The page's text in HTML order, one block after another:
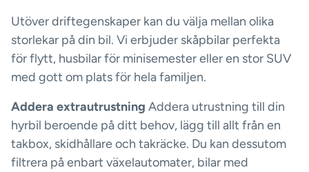
Utöver driftegenskaper kan du välja mellan olika
storlekar på din bil. Vi erbjuder skåpbilar perfekta
för flytt, husbilar för minisemester eller en stor SUV
med gott om plats för hela familjen.
Addera extrautrustning Addera utrustning till din
hyrbil beroende på ditt behov, lägg till allt från en
takbox, skidhållare och takräcke. Du kan dessutom
filtrera på enbart växelautomater, bilar med